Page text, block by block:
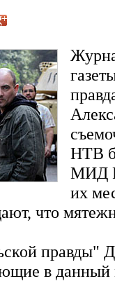
НТВ
МИД
их
что
правды"
в